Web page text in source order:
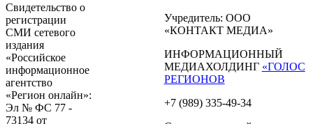
Свидетельство о
регистрации
СМИ сетевого
издания
«Российское
информационное
агентство
«Регион онлайн»:
Эл № ФС 77 -
73134 от
Учредитель: ООО
«КОНТАКТ МЕДИА»
ИНФОРМАЦИОННЫЙ
МЕДИАХОЛДИНГ «ГОЛОС
РЕГИОНОВ
+7 (989) 335-49-34